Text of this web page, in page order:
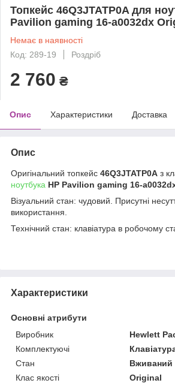
Топкейс 46Q3JTATP0A для
Pavilion gaming 16-a0032dx
Немає в наявності
Код: 289-19
Роздріб
2 760 ₴
Опис Характеристики Доставка
Опис
Оригінальний топкейс 46Q3JTATP0A з
ноутбука HP Pavilion gaming 16-
Візуальний стан: чудовий. Присутні
використання.
Технічний стан: клавіатура в робочому
Характеристики
Основні атрибути
Виробник
Hewlett
Комплектуючі
Стан
Вживаний
Клас якості
Original